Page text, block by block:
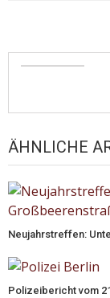
ÄHNLICHE
Neujahrstreffen:
Polizeibericht vom